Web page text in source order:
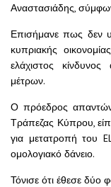
Αναστασιάδης,
Επισήμανε πως δεν
κυπριακής
ελάχιστος
μέτρων.
Ο πρόεδρος
Τράπεζας Κύπρου,
για μετατροπή του
ομολογιακό δάνειο.
Τόνισε ότι έθεσε δύο